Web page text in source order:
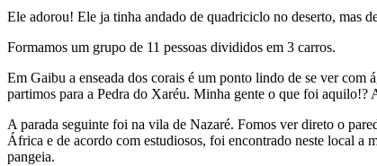
Ele adorou! Ele ja tinha andado de quadriciclo no deserto, mas
Formamos um grupo de 11 pessoas divididos em 3 carros.
Em Gaibu a enseada dos corais é um ponto lindo de se ver com
partimos para a Pedra do Xaréu. Minha gente o que foi aquilo!?
A parada seguinte foi na vila de Nazaré. Fomos ver direto o
África e de acordo com estudiosos, foi encontrado neste local a
pangeia.